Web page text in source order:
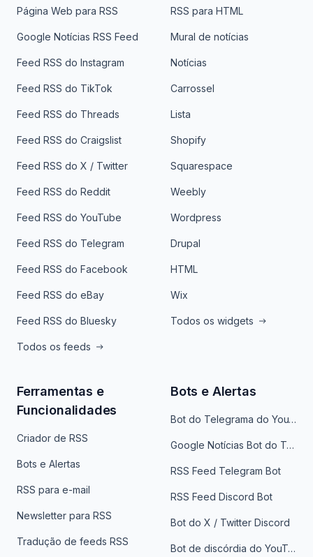
Página Web para RSS
Google Notícias RSS Feed
Feed RSS do Instagram
Feed RSS do TikTok
Feed RSS do Threads
Feed RSS do Craigslist
Feed RSS do X / Twitter
Feed RSS do Reddit
Feed RSS do YouTube
Feed RSS do Telegram
Feed RSS do Facebook
Feed RSS do eBay
Feed RSS do Bluesky
Todos os feeds
RSS para HTML
Mural de notícias
Notícias
Carrossel
Lista
Shopify
Squarespace
Weebly
Wordpress
Drupal
HTML
Wix
Todos os widgets
Ferramentas e
Funcionalidades
Criador de RSS
Bots e Alertas
RSS para e-mail
Newsletter para RSS
Tradução de feeds RSS
Bots e Alertas
Bot do Telegrama do YouTube
Google Notícias Bot do Telegrama
RSS Feed Telegram Bot
RSS Feed Discord Bot
Bot do X / Twitter Discord
Bot de discórdia do YouTube